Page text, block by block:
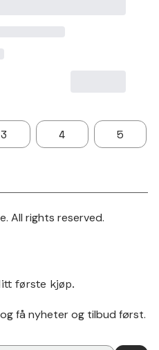
3 4 5
All rights reserved.
første kjøp.
få nyheter og tilbud først.